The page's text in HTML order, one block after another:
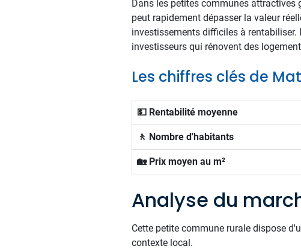
Dans les petites communes attractives
peut rapidement dépasser la valeur
investissements difficiles à
investisseurs qui rénovent des
Les chiffres clés de
💵 Rentabilité moyenne
🚶 Nombre d'habitants
🏡 Prix moyen au m²
Analyse du
Cette petite commune rurale dispose
contexte local.